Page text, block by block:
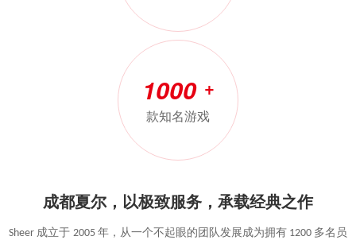
成都夏尔，以极致服务，承载经典之作
Sheer 成立于 2005 年，从一个不起眼的 团队 发展成为拥有 1200 多名员
1000 +
款知名游戏